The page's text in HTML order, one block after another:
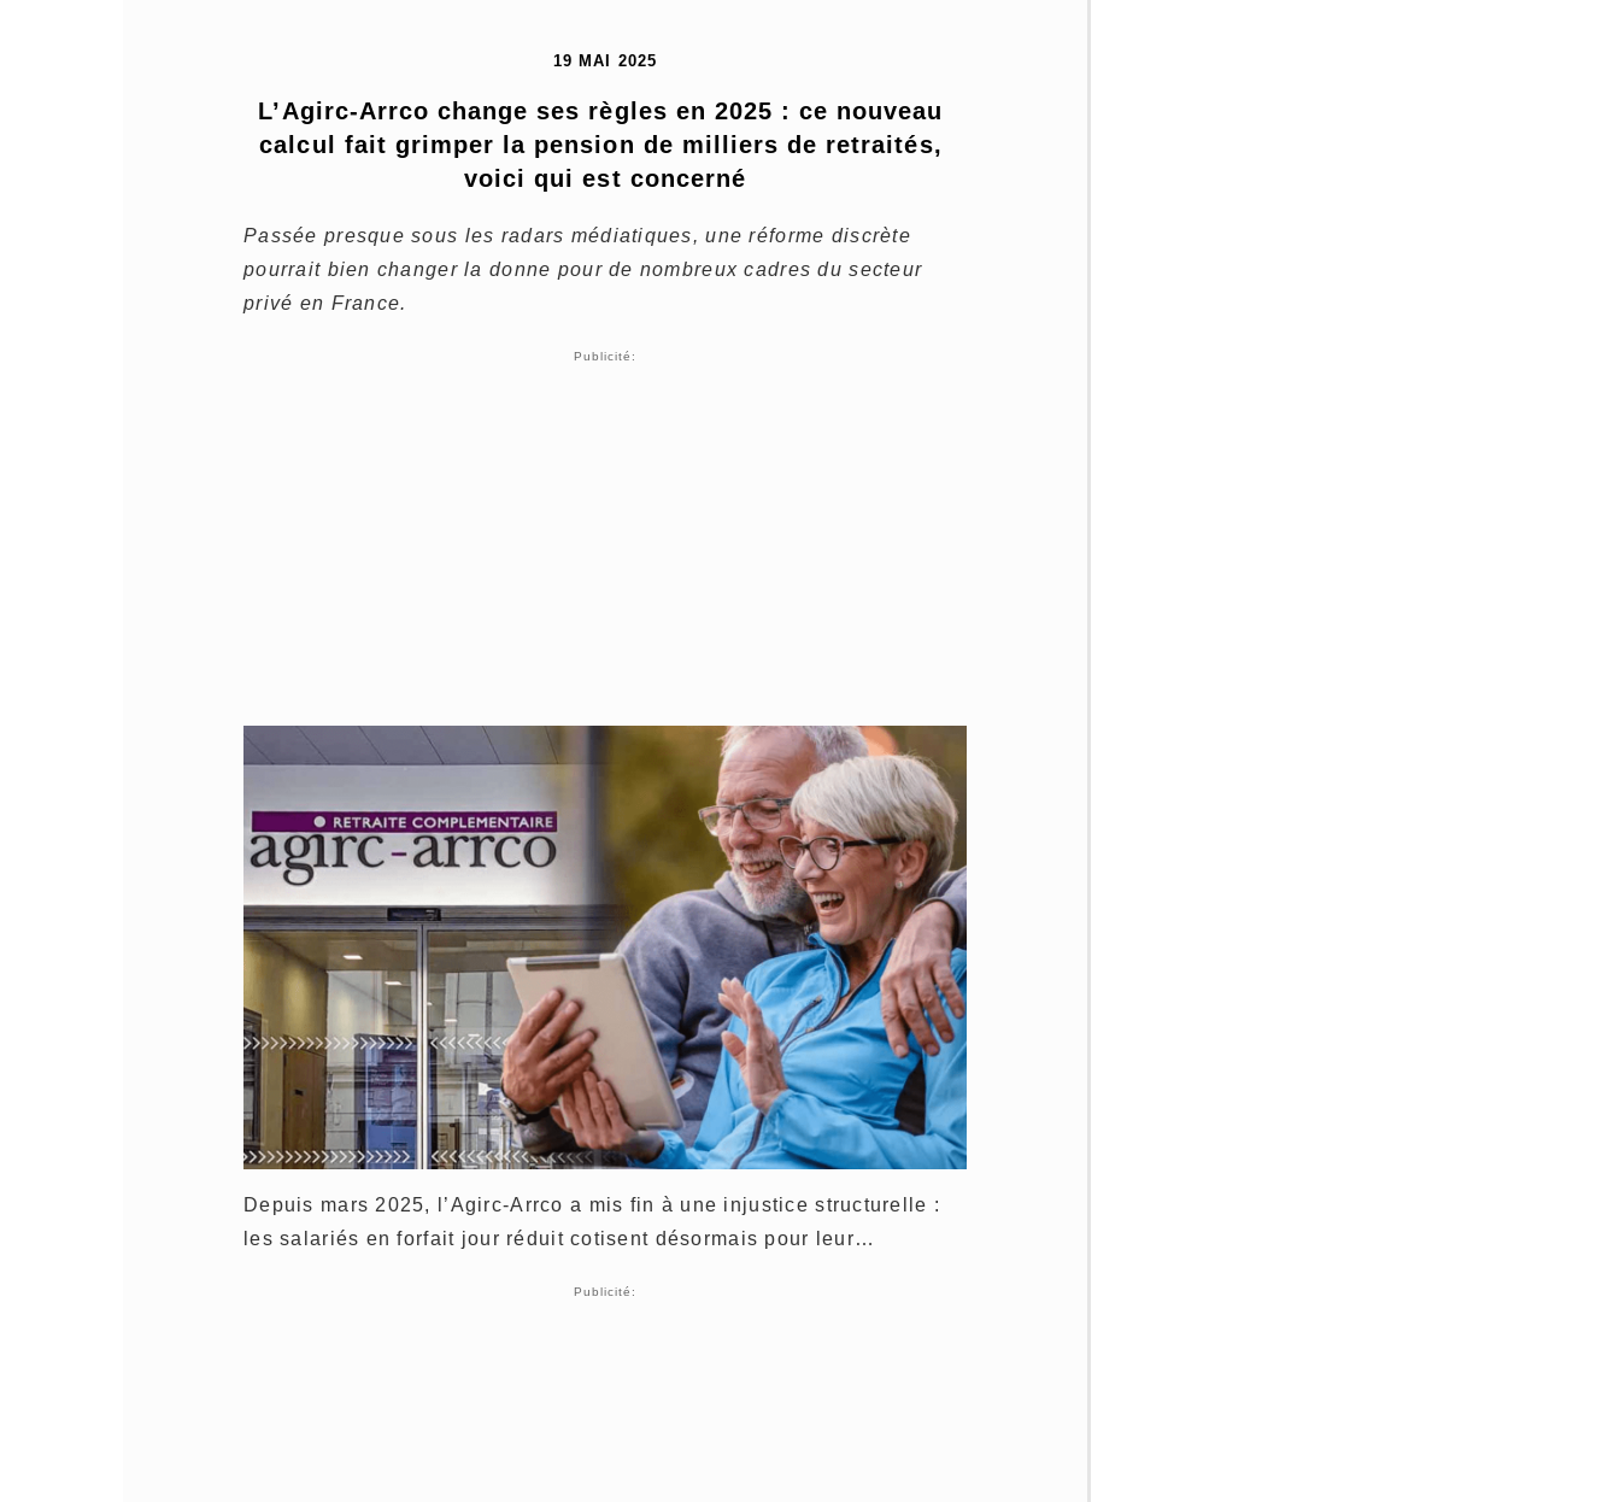
19 MAI 2025
L’Agirc-Arrco change ses règles en 2025 : ce nouveau
calcul fait grimper la pension de milliers de retraités,
voici qui est concerné
Passée presque sous les radars médiatiques, une réforme discrète
pourrait bien changer la donne pour de nombreux cadres du secteur
privé en France.
Publicité:
Depuis mars 2025, l’Agirc-Arrco a mis fin à une injustice structurelle :
les salariés en forfait jour réduit cotisent désormais pour leur…
Publicité: